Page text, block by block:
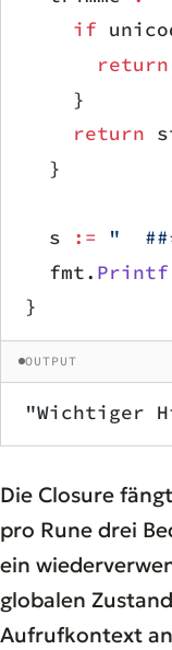
		if
			return
		}
		return
	}
	s
:= "
	fmt.
Printf
}
OUTPUT
"Wichtiger
Die Closure fängt
pro Rune drei
ein
globalen
Aufrufkontext